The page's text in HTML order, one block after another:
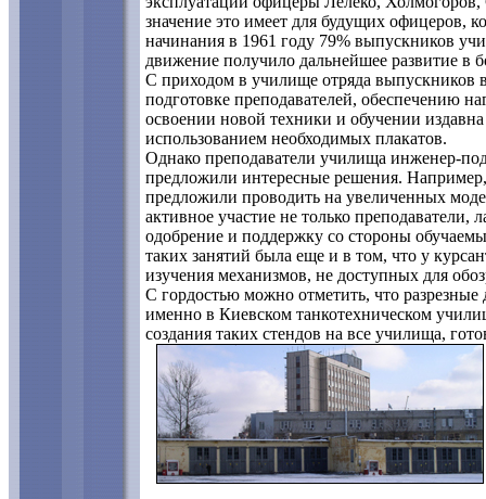
значение это имеет для будущих офицеров,
начинания в 1961 году 79% выпускников
движение получило дальнейшее развитие в
С приходом в училище отряда выпускников
подготовке преподавателей, обеспечению
освоении новой техники и обучении
использованием необходимых плакатов.
Однако преподаватели училища инженер-
предложили интересные решения.
предложили проводить на увеличенных
активное участие не только
одобрение и поддержку со стороны
таких занятий была еще и в том, что у
изучения механизмов, не доступных для
С гордостью можно отметить, что
именно в Киевском танкотехническом
создания таких стендов на все училища,